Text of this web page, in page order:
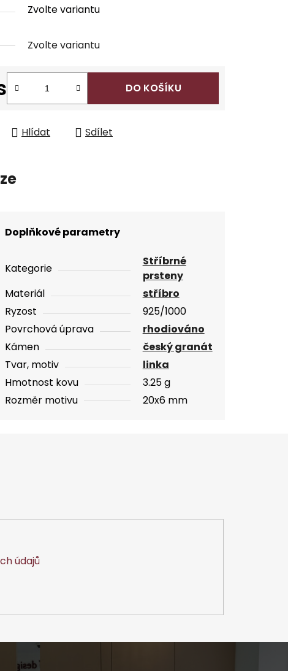
Zvolte variantu
Zvolte variantu
DO KOŠÍKU
Hlídat Sdílet
Doplňkové parametry
Kategorie
Stříbrné
prsteny
Materiál
stříbro
Ryzost
925/1000
Povrchová úprava
rhodiováno
Kámen
český granát
Tvar, motiv
linka
Hmotnost kovu
3.25 g
Rozměr motivu
20x6 mm
údajů